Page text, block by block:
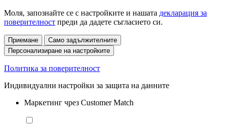
Моля, запознайте се с настройките и нашата декларация за
поверителност преди да дадете съгласието си.
Приемане
Само задължителните
Персонализиране на настройките
Политика за поверителност
Индивидуални настройки за защита на данните
Маркетинг чрез Customer Match